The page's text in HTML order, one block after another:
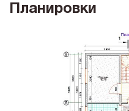
Планировки